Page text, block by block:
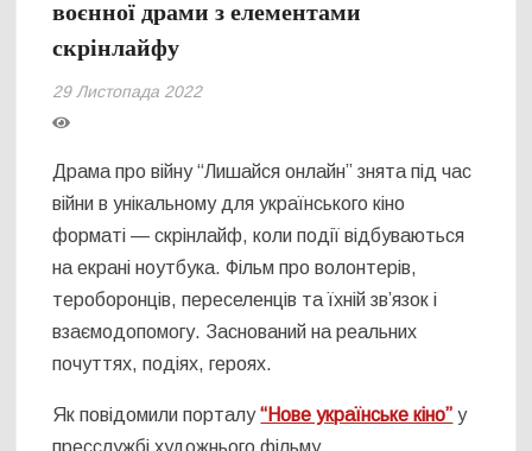
воєнної драми з елементами
скрінлайфу
29 Листопада 2022
Драма про війну “Лишайся онлайн” знята під час
війни в унікальному для українського кіно
форматі — скрінлайф, коли події відбуваються
на екрані ноутбука. Фільм про волонтерів,
тероборонців, переселенців та їхній зв’язок і
взаємодопомогу. Заснований на реальних
почуттях, подіях, героях.
Як повідомили порталу“Нове українське кіно” у
пресслужбіхудожнього фільму,